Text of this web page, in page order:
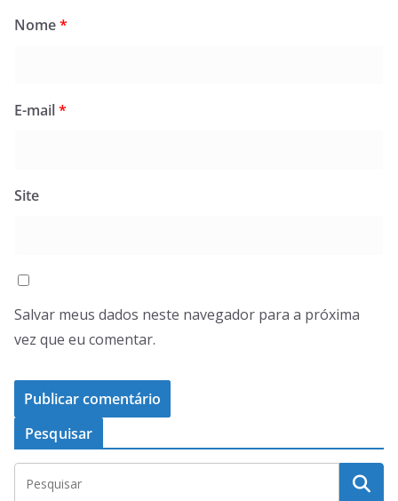
Nome*
E-mail*
Site
Salvar meus dados neste navegador para a próxima
vez que eu comentar.
Pesquisar